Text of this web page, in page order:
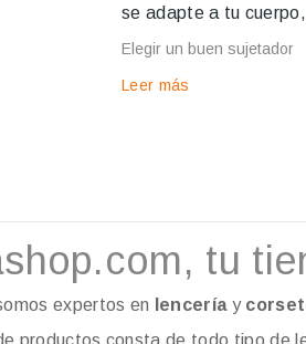
se adapte a tu
Elegir un buen sujetador
Leer más
tu
expertos en lenceríay
productos consta de todo tipo de